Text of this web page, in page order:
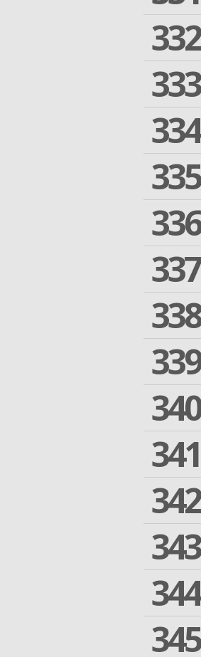
332
333
334
335
336
337
338
339
340
341
342
343
344
345